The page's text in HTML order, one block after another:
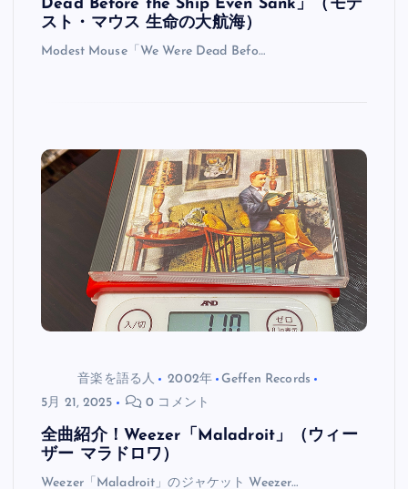
Dead Before the Ship Even Sank」（モデ
スト・マウス 生命の大航海）
Modest Mouse「We Were Dead Befo…
音楽を語る人 2002年
Geffen Records
5月 21, 2025
0 コメント
全曲紹介！Weezer「Maladroit」（ウィー
ザー マラドロワ）
Weezer「Maladroit」のジャケット Weezer…